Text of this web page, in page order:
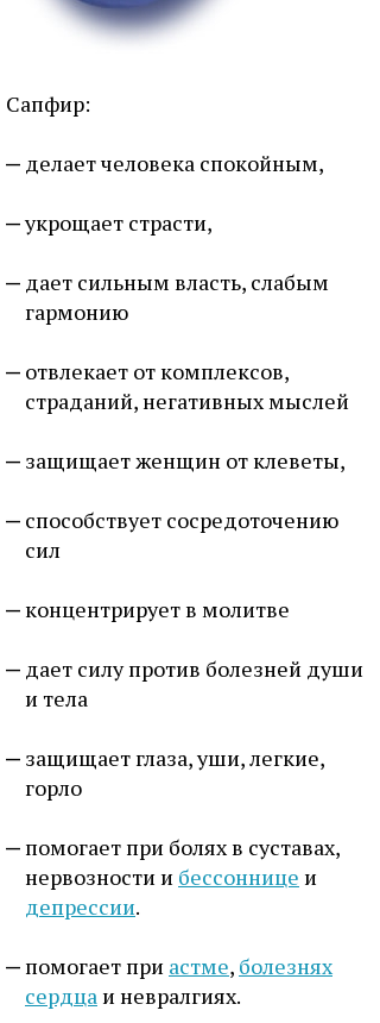
Сапфир:
делает человека спокойным,
укрощает страсти,
дает сильным власть, слабым
гармонию
отвлекает от комплексов,
страданий, негативных мыслей
защищает женщин от клеветы,
способствует сосредоточению
сил
концентрирует в молитве
дает силу против болезней души
и тела
защищает глаза, уши, легкие,
горло
помогает при болях в суставах,
нервозности и бессоннице и
депрессии.
помогает при астме, болезнях
сердцаи невралгиях.